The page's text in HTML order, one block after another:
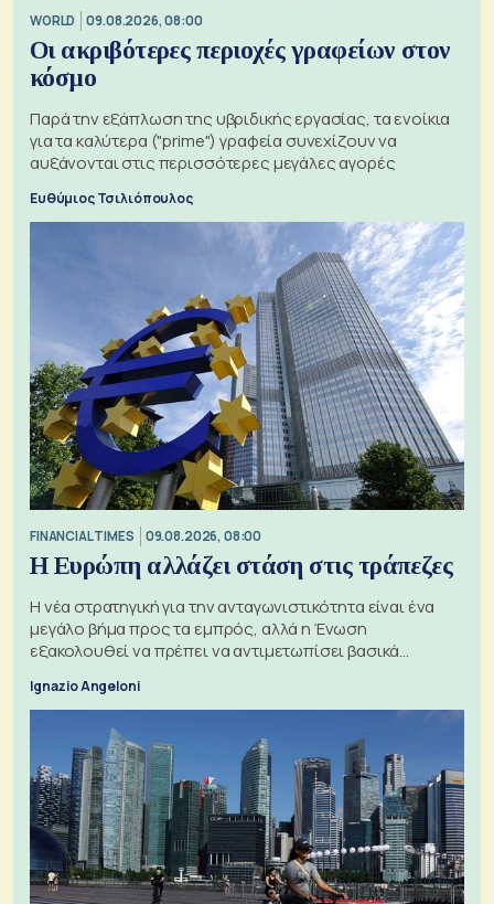
WORLD 09.08.2026, 08:00
Οι ακριβότερες περιοχές γραφείων στον
κόσμο
Παρά την εξάπλωση της υβριδικής εργασίας, τα ενοίκια
για τα καλύτερα ("prime") γραφεία συνεχίζουν να
αυξάνονται στις περισσότερες μεγάλες αγορές
Ευθύμιος Τσιλιόπουλος
FINANCIAL TIMES 09.08.2026, 08:00
Η Ευρώπη αλλάζει στάση στις τράπεζες
Η νέα στρατηγική για την ανταγωνιστικότητα είναι ένα
μεγάλο βήμα προς τα εμπρός, αλλά η Ένωση
εξακολουθεί να πρέπει να αντιμετωπίσει βασικά
Ignazio Angeloni